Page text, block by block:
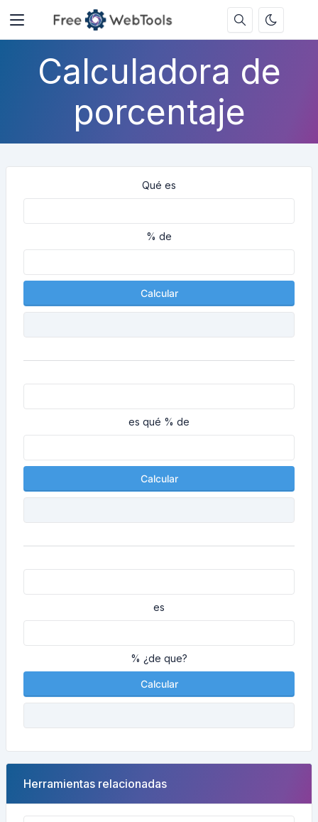
Calculadora de
porcentaje
Qué es
% de
Calcular
es qué % de
Calcular
es
% ¿de que?
Calcular
Herramientas relacionadas